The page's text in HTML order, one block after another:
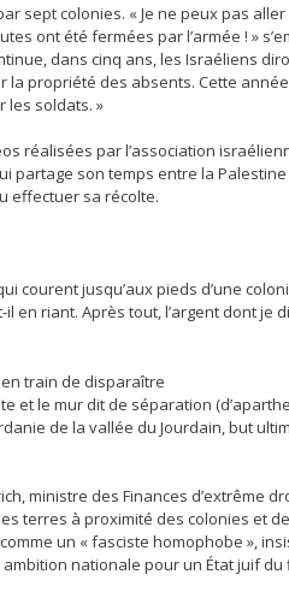
sept colonies. « Je ne peux pas
ont été fermées par l’armée ! »
dans cinq ans, les Israéliens
propriété des absents. Cette
les soldats. »
réalisées par l’association
partage son temps entre la
effectuer sa récolte.
courent jusqu’aux pieds d’une
en riant. Après tout, l’argent dont je
train de disparaître
et le mur dit de séparation
de la vallée du Jourdain, but
ministre des Finances
terres à proximité des colonies et
un « fasciste homophobe »,
nationale pour un État juif du